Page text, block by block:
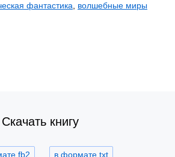
фантастика, волшебные миры
Скачать книгу
fb2 в формате txt